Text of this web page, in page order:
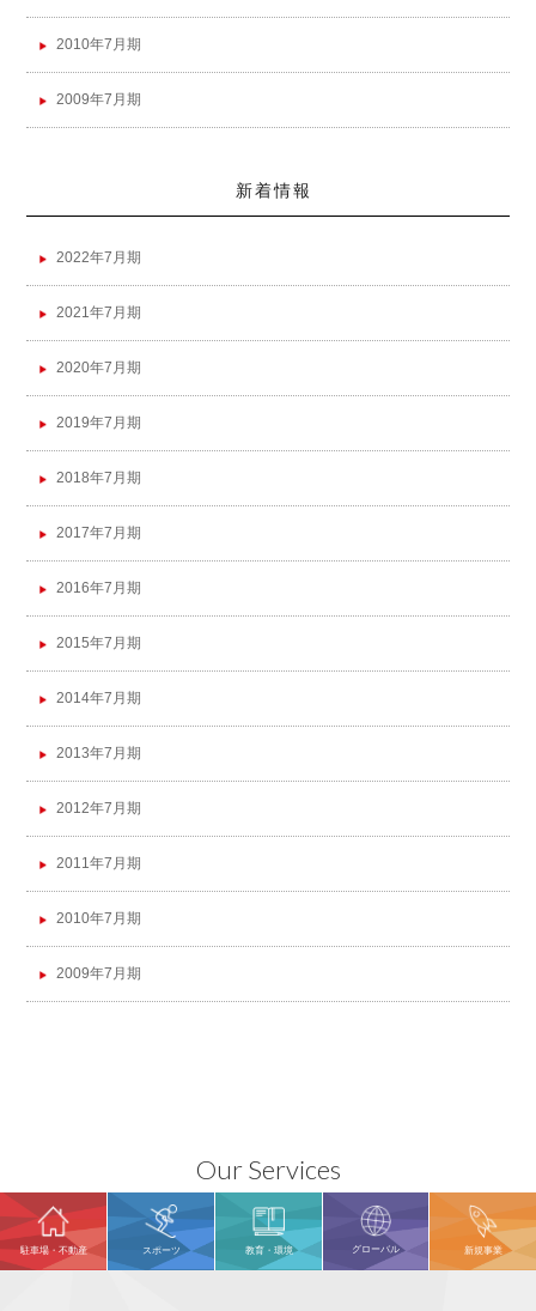
2010年7月期
2009年7月期
新着情報
2022年7月期
2021年7月期
2020年7月期
2019年7月期
2018年7月期
2017年7月期
2016年7月期
2015年7月期
2014年7月期
2013年7月期
2012年7月期
2011年7月期
2010年7月期
2009年7月期
Our Services
駐車場・不動産 スポーツ 教育・環境 グローバル 新規事業